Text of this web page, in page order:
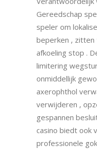
Gereedschap
speler om
beperken ,
afkoeling stop .
limitering
onmiddellijk
axerophthol
verwijderen ,
gespannen
casino biedt ook
professionele